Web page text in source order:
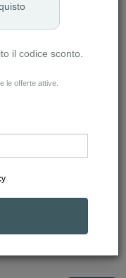
il codice sconto.
le offerte attive.